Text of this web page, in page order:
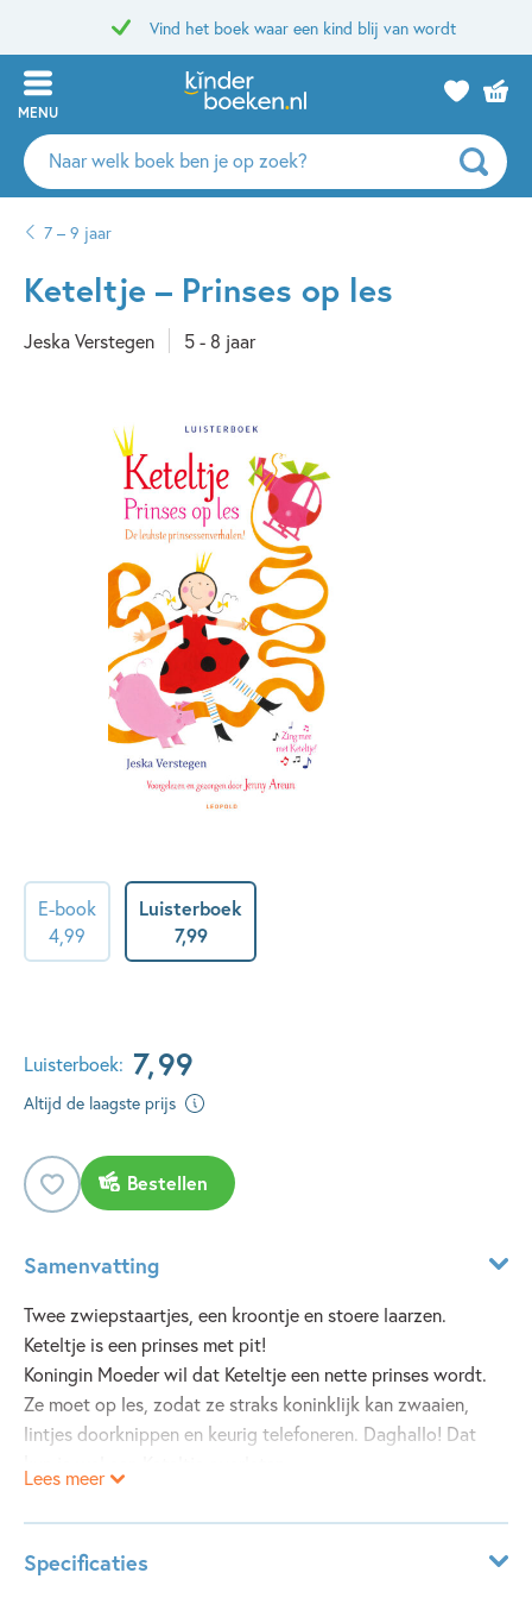
Vind het boek waar een kind blij van wordt
MENU
Zoeken
naar
auteurs
uitgevers
7 – 9 jaar
Keteltje – Prinses op les
Jeska Verstegen 5 - 8 jaar
E-book
4,99
Luisterboek
7,99
Luisterboek: 7,99
Altijd de laagste prijs
Bestellen
Samenvatting
Twee zwiepstaartjes, een kroontje en stoere laarzen.
Keteltje is een prinses met pit!
Koningin Moeder wil dat Keteltje een nette prinses wordt.
Ze moet op les, zodat ze straks koninklijk kan zwaaien,
lintjes doorknippen en keurig telefoneren. Daghallo! Dat
Prrrrrt! Met haar helikoptertje en met behulp van Beppie big
en Sneeuwbal de kat slaat Keteltje zich overal doorheen en
toont zij zich een ware prinses. Ze redt dieren, zingt in bad
én op tv, bestelt de grootste stuiterbal ooit en ze maakt
Lees meer
Specificaties